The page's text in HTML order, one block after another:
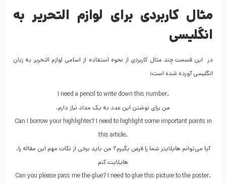
مثال کاربردی برای لوازم التحریر به
انگلیسی
در این قسمت چند مثال کاربردی از نحوه استفاده از اسامی لوازم التحریر به زبان
انگلیسی آورده شده است:
I need a pencil to write down this number.
.من برای نوشتن این عدد به یک مداد نیاز دارم
Can I borrow your highlighter? I need to highlight some important points in
this article.
.آیا می‌توانم هایلایتر شما را قرض بگیرم؟ من باید برخی از نکات مهم این مقاله را
هایلایت کنم
Can you please pass me the glue? I need to glue this picture to the poster.